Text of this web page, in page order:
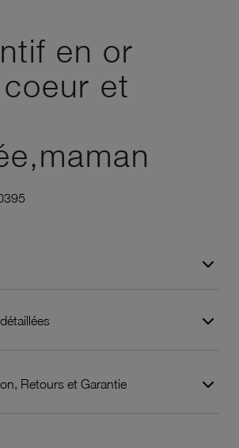
en or
et
Retours et Garantie